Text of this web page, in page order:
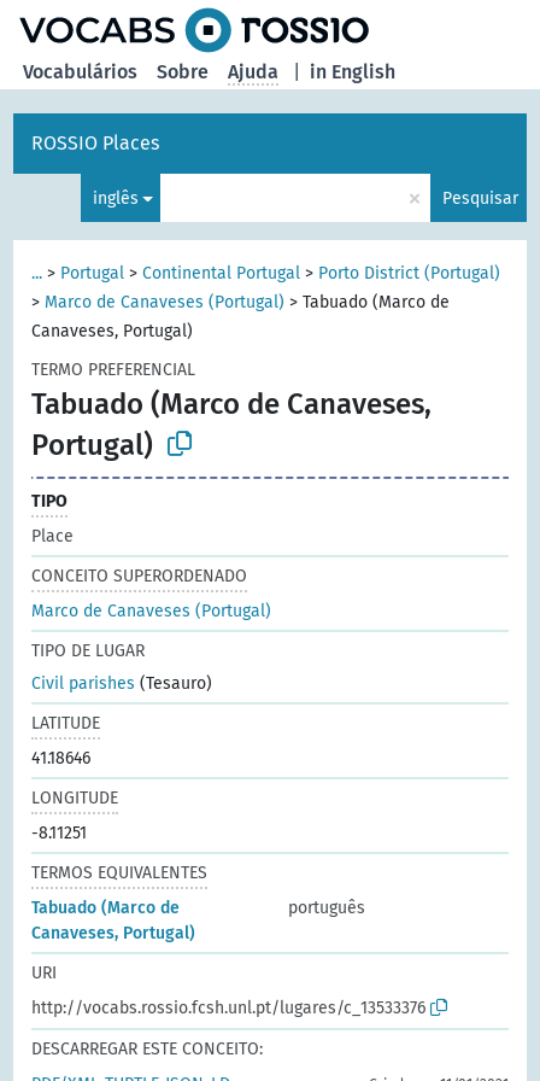
in English
Vocabulários Sobre Ajuda
ROSSIO Places
inglês × Pesquisar
... > Portugal >Continental Portugal > Porto District (Portugal)
> Marco de Canaveses (Portugal) >Tabuado (Marco de
Canaveses, Portugal)
TERMO PREFERENCIAL
Tabuado (Marco de Canaveses,
Portugal)
TIPO
Place
CONCEITO SUPERORDENADO
Marco de Canaveses (Portugal)
TIPO DE LUGAR
Civil parishes (Tesauro)
LATITUDE
41.18646
LONGITUDE
-8.11251
TERMOS EQUIVALENTES
Tabuado (Marco de
Canaveses, Portugal)
português
URI
http://vocabs.rossio.fcsh.unl.pt/lugares/c_13533376
DESCARREGAR ESTE CONCEITO: